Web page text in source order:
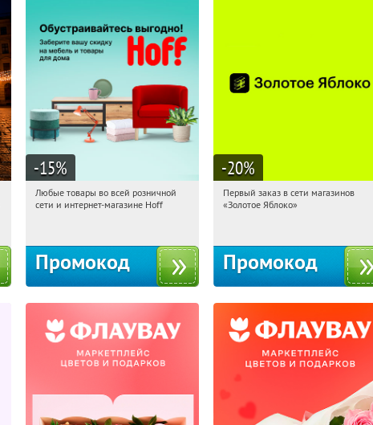
-15%
20:16:53 Получили:
Любые товары во всей розничной
сети и интернет-магазине Hoff
Промокод
-20%
20:16:53
Получи первым!
Первый заказ в сети магазинов
«Золотое Яблоко»
Промокод